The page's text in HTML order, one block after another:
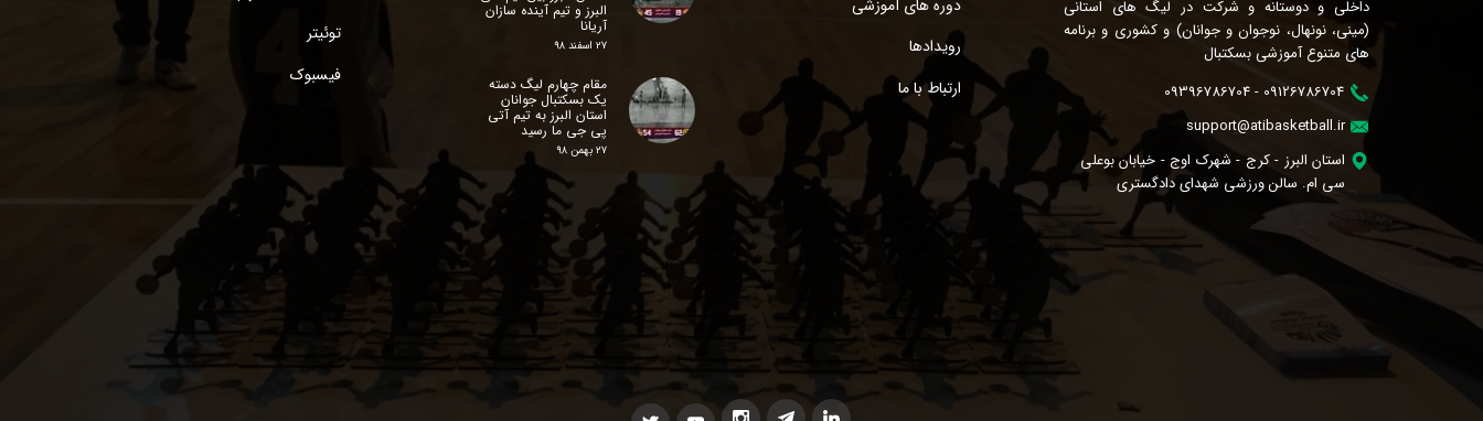
داخلی و دوستانه و شرکت در لیگ های استانی
(مینی، نونهال، نوجوان و جوانان) و کشوری و برنامه
های متنوع آموزشی بسکتبال
09126786704 - 09396786704
support@atibasketball.ir
استان البرز - کرج - شهرک اوج - خیابان بوعلی
سی ام. سالن ورزشی شهدای دادگستری
دوره های آموزشی
رویدادها
ارتباط با ما
البرز و تیم آینده سازان
آریانا
۲۷ اسفند ۹۸
مقام چهارم لیگ دسته
یک بسکتبال جوانان
استان البرز‌ به تیم آتی
پی جی ما رسید
۲۷ بهمن ۹۸
توئیتر
فیسبوک